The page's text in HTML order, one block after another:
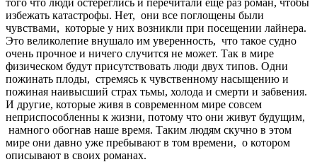
избежать катастрофы. Нет, они все поглощены были
чувствами, которые у них возникли при посещении лайнера.
Это великолепие внушало им уверенность, что такое судно
очень прочное и ничего случится не может. Так в мире
физическом будут присутствовать люди двух типов. Одни
пожинать плоды, стремясь к чувственному насыщению и
пожиная наивысший страх тьмы, холода и смерти и забвения.
И другие, которые живя в современном мире совсем
неприспособленны к жизни, потому что они живут будущим,
намного обогнав наше время. Таким людям скучно в этом
мире они давно уже пребывают в том времени, о котором
описывают в своих романах.